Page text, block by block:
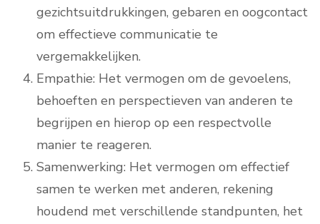
gezichtsuitdrukkingen, gebaren en oogcontact
om effectieve communicatie te
vergemakkelijken.
Empathie: Het vermogen om de gevoelens,
behoeften en perspectieven van anderen te
begrijpen en hierop op een respectvolle
manier te reageren.
Samenwerking: Het vermogen om effectief
samen te werken met anderen, rekening
houdend met verschillende standpunten, het